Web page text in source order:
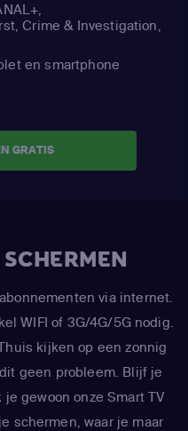
Crime & Investigation,
en smartphone
GRATIS
via internet.
WIFI of 3G/4G/5G nodig.
kijken op een zonnig
geen probleem. Blijf je
gewoon onze Smart TV
schermen, waar je maar